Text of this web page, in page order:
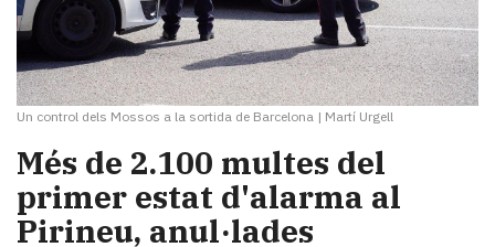
Un control dels Mossos a la sortida de Barcelona | Martí Urgell
Més de 2.100 multes del
primer estat d'alarma al
Pirineu, anul·lades